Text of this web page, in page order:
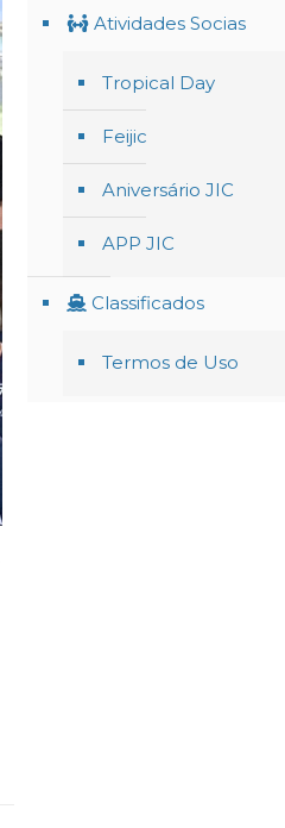
Atividades Socias
Tropical Day
Feijic
Aniversário JIC
APP JIC
Classificados
Termos de Uso